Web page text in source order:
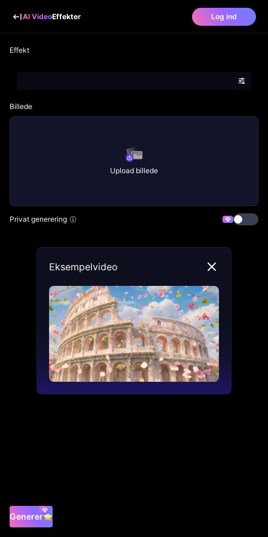
AI VideoEffekter Log ind
Effekt
Billede
Upload billede
Privat generering
Generer
Eksempelvideo